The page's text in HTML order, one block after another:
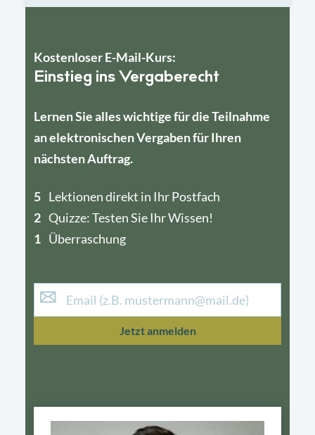
Kostenloser E-Mail-Kurs:
Einstieg ins Vergaberecht
Lernen Sie alles wichtige für die Teilnahme
an elektronischen Vergaben für Ihren
nächsten Auftrag.
5 Lektionen direkt in Ihr Postfach
2 Quizze: Testen Sie Ihr Wissen!
1 Überraschung
4
1
Jetzt anmelden